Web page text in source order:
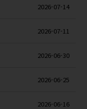
2026-07-14
2026-07-11
2026-06-30
2026-06-25
2026-06-16